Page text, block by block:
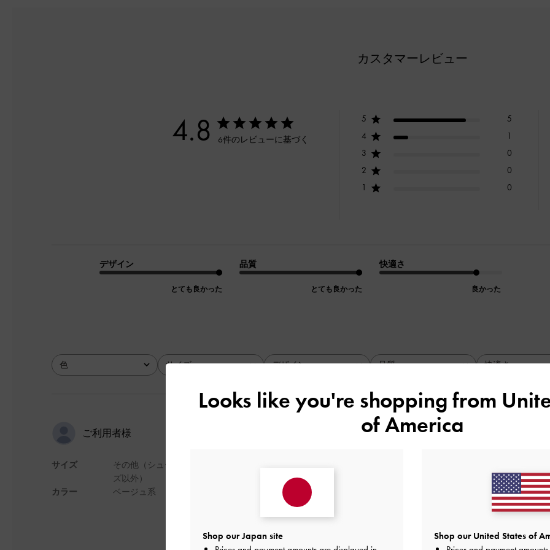
カスタマーレビュー
4.8 6件のレビューに基づく
5
5
4
1
3
0
2
0
1
0
デザイン
とても良かった
品質
とても良かった
快適さ
良かった
色全て サイズ デザイン 品質 快適さ
ご利用者様
サイズ
カラー
その他（シュー
ズ以外）
ベージュ系
届いてみたら思っていたより小ぶりでしたが、使用していると丁度良いサイズ感
いバッグでした。仕切りになる部分には二つの収納も付いているのでそのままバ
られるので便利です。カラーも白過ぎず服を選ばず持てるので良いです
品質
とても良かった とても
Looks like you're shopping from
of America
Shop our Japan site
Shop our United States of